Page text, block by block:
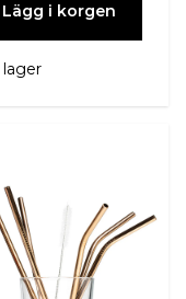
Lägg i korgen
lager